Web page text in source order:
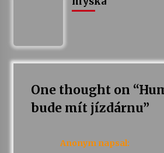
One thought on “
bude mít jízdárnu”
Anonym napsal: